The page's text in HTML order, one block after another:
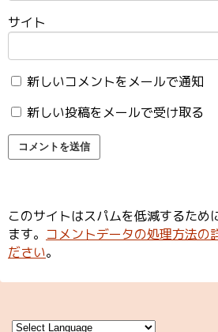
サイト
新しいコメントをメールで通知
新しい投稿をメールで受け取る
このサイトはスパムを低減するため
ます。 コメントデータの処理方法の
ださい。